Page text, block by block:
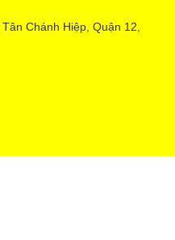
Chánh Hiệp, Quận 12,